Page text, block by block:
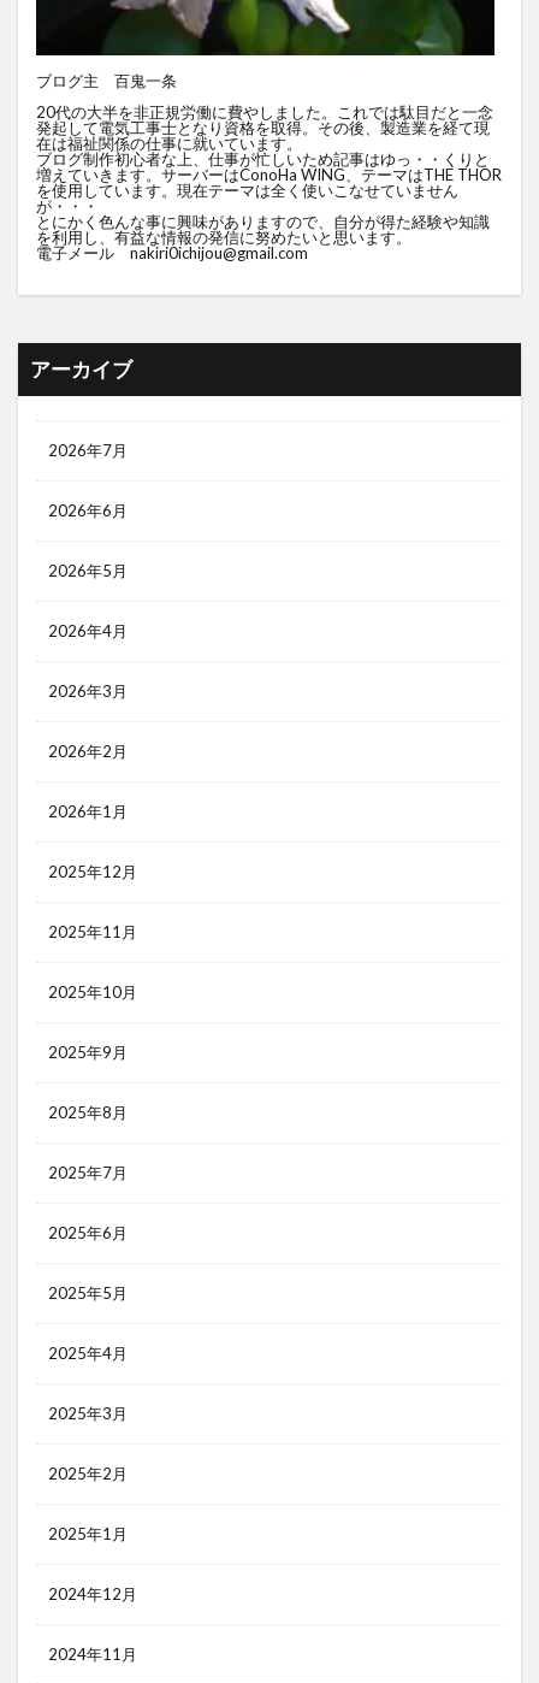
ブログ主 百鬼一条
20代の大半を非正規労働に費やしました。これでは駄目だと一念
発起して電気工事士となり資格を取得。その後、製造業を経て現
在は福祉関係の仕事に就いています。
ブログ制作初心者な上、仕事が忙しいため記事はゆっ・・くりと
増えていきます。サーバーはConoHa WING、テーマはTHE THOR
を使用しています。現在テーマは全く使いこなせていません
が・・・
とにかく色んな事に興味がありますので、自分が得た経験や知識
を利用し、有益な情報の発信に努めたいと思います。
電子メール nakiri0ichijou@gmail.com
アーカイブ
2026年7月
2026年6月
2026年5月
2026年4月
2026年3月
2026年2月
2026年1月
2025年12月
2025年11月
2025年10月
2025年9月
2025年8月
2025年7月
2025年6月
2025年5月
2025年4月
2025年3月
2025年2月
2025年1月
2024年12月
2024年11月